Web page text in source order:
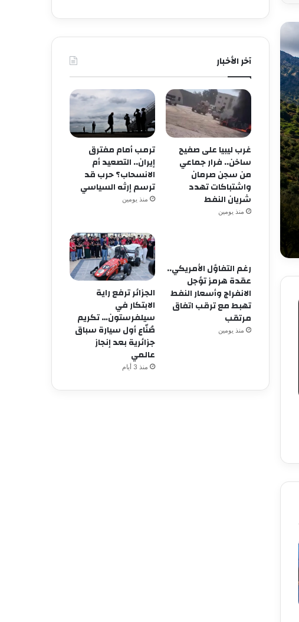
الذكاء الاصطناعي والجيل
في تطوير الاقتصاد وتحسين
آخر الأخبار
غرب ليبيا على صفيح
ساخن.. فرار جماعي
من سجن صرمان
واشتباكات تهدد
شريان النفط
منذ يومين
ترمب أمام مفترق
إيران.. التصعيد أم
الانسحاب؟ حرب قد
ترسم إرثه السياسي
منذ يومين
رغم التفاؤل الأمريكي..
عقدة هرمز تؤجل
الانفراج وأسعار النفط
تهبط مع ترقب اتفاق
مرتقب
منذ يومين
الجزائر ترفع راية
الابتكار في
سيلفرستون… تكريم
صُنّاع أول سيارة سباق
جزائرية بعد إنجاز
عالمي
منذ 3 أيام